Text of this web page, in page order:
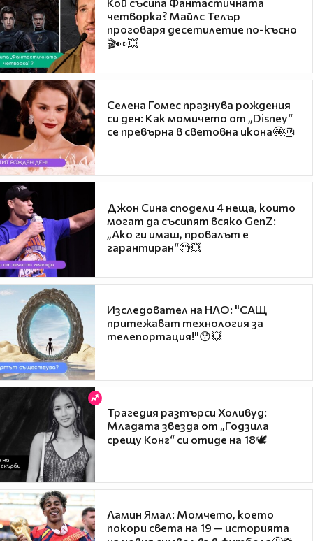
четворка? Майлс Телър
проговаря десетилетие по-късно
🎬👀💥
Селена Гомес празнува рождения
си ден: Как момичето от „Disney“
се превърна в световна икона🤩🎂
Джон Сина сподели 4 неща, които
могат да съсипят всяко GenZ:
„Ако ги имаш, провалът е
гарантиран“🧐💥
Изследовател на НЛО: "САЩ
притежават технология за
телепортация!"😯💥
Трагедия разтърси Холивуд:
Младата звезда от „Годзила
срещу Конг“ си отиде на 18🕊️
Ламин Ямал: Момчето, което
покори света на 19 — историята